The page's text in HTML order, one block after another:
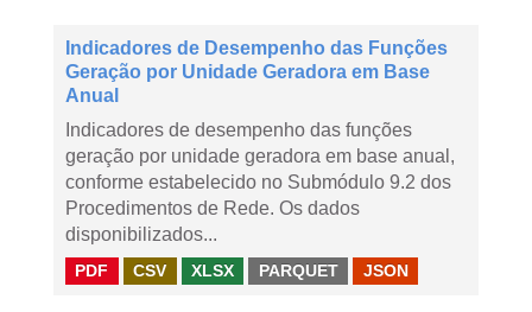
Indicadores de Desempenho das Funções
Geração por Unidade Geradora em Base
Anual
Indicadores de desempenho das funções
geração por unidade geradora em base anual,
conforme estabelecido no Submódulo 9.2 dos
Procedimentos de Rede. Os dados
disponibilizados...
PDF CSV XLSX PARQUET JSON